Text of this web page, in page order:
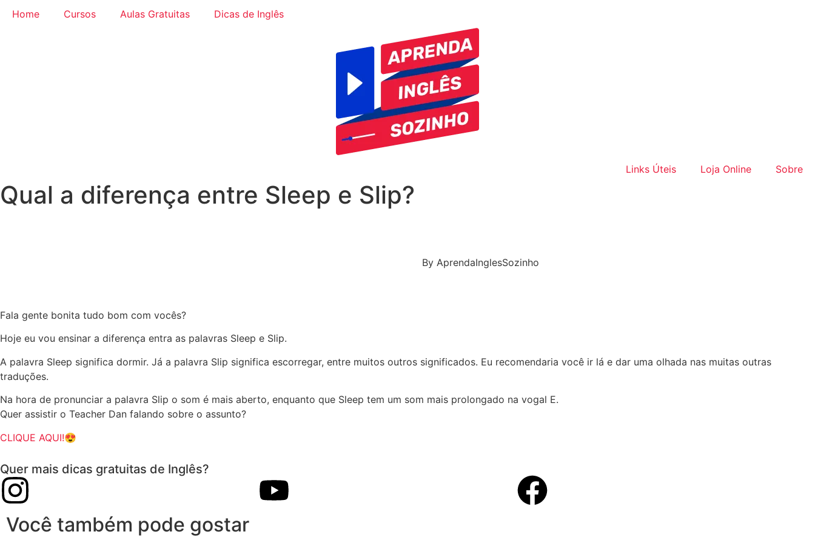
Home Cursos Aulas Gratuitas Dicas de Inglês
Links Úteis Loja Online Sobre
Qual a diferença entre Sleep e Slip?
By AprendaInglesSozinho
Fala gente bonita tudo bom com vocês?
Hoje eu vou ensinar a diferença entra as palavras Sleep e Slip.
A palavra Sleep significa dormir. Já a palavra Slip significa escorregar, entre muitos outros significados. Eu recomendaria você ir lá e dar uma olhada nas muitas outras
traduções.
Na hora de pronunciar a palavra Slip o som é mais aberto, enquanto que Sleep tem um som mais prolongado na vogal E.
Quer assistir o Teacher Dan falando sobre o assunto?
CLIQUE AQUI!😍
Quer mais dicas gratuitas de Inglês?
Você também pode gostar